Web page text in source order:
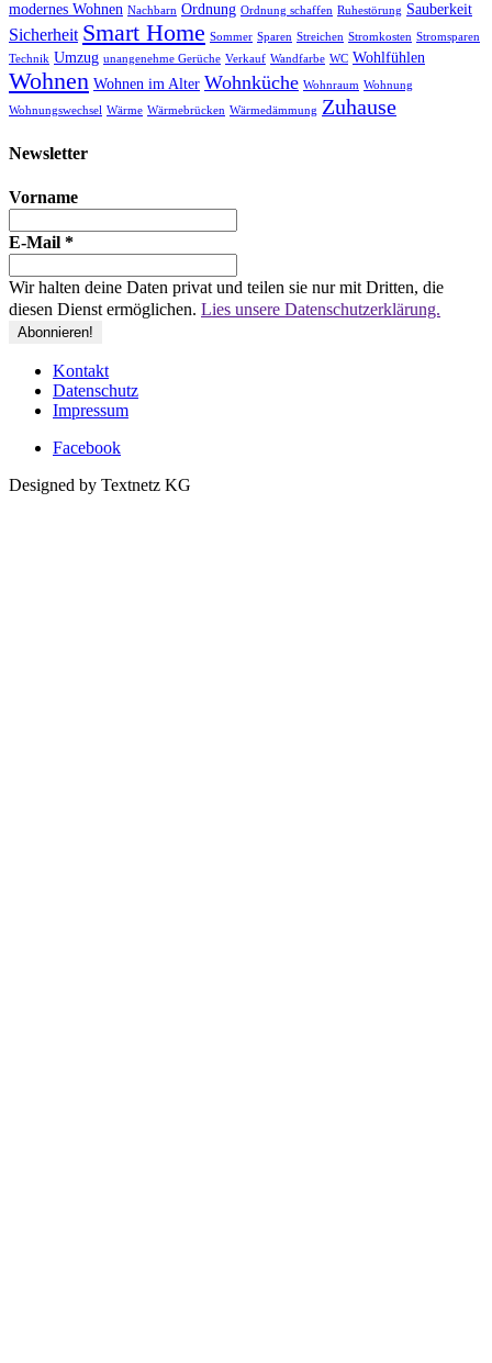
modernes Wohnen Nachbarn Ordnung Ordnung schaffen Ruhestörung Sauberkeit
Sicherheit Smart Home Sommer Sparen Streichen Stromkosten Stromsparen
Technik Umzug unangenehme Gerüche Verkauf Wandfarbe WC Wohlfühlen
Wohnen Wohnen im Alter Wohnküche Wohnraum Wohnung
Wohnungswechsel Wärme Wärmebrücken Wärmedämmung Zuhause
Newsletter
Vorname
E-Mail *
Wir halten deine Daten privat und teilen sie nur mit Dritten, die
diesen Dienst ermöglichen. Lies unsere Datenschutzerklärung.
Kontakt
Datenschutz
Impressum
Facebook
Designed by Textnetz KG